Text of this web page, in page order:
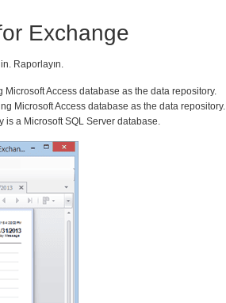
Exchange
Raporlayın.
Access database as the data repository.
Microsoft Access database as the data repository.
is a Microsoft SQL Server database.